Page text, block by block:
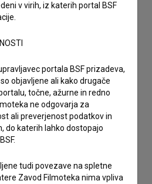
osebnih podatkov.
v virih, iz katerih portal BSF
portala BSF prizadeva,
objavljene ali kako drugače
točne, ažurne in redno
ne odgovarja za
ali preverjenost podatkov in
do katerih lahko dostopajo
tudi povezave na spletne
Zavod Filmoteka nima vpliva